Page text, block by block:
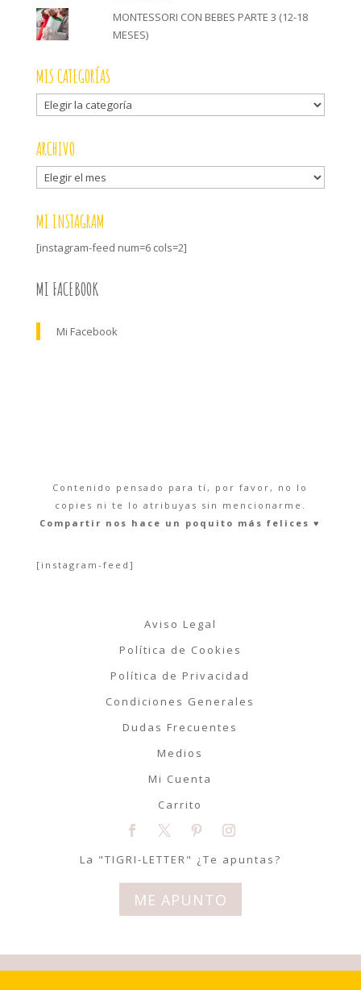
MONTESSORI CON BEBES PARTE 3 (12-18
MESES)
MIS CATEGORÍAS
Mis
categorías
ARCHIVO
Archivo
MI INSTAGRAM
[instagram-feed num=6 cols=2]
MI FACEBOOK
Mi Facebook
Contenido pensado para tí, por favor, no lo
copies ni te lo atribuyas sin mencionarme.
Compartir nos hace un poquito más felices ♥︎
[instagram-feed]
Aviso Legal
Política de Cookies
Política de Privacidad
Condiciones Generales
Dudas Frecuentes
Medios
Mi Cuenta
Carrito
La "TIGRI-LETTER" ¿Te apuntas?
ME APUNTO